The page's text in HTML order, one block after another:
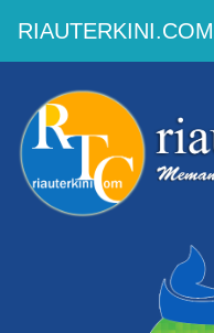
RIAUTERKINI.COM